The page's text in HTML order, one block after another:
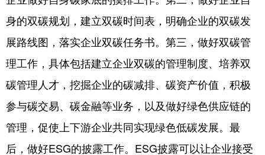
身的双碳规划，建立双碳时间表，明确企业的双碳发
展路线图，落实企业双碳任务书。第三，做好双碳管
理工作，具体包括建立企业双碳的管理制度、培养双
碳管理人才，挖掘企业的碳减排、碳资产价值，积极
参与碳交易、碳金融等业务，以及做好绿色供应链的
管理，促使上下游企业共同实现绿色低碳发展。最
后，做好ESG的披露工作。ESG披露可以让企业接受